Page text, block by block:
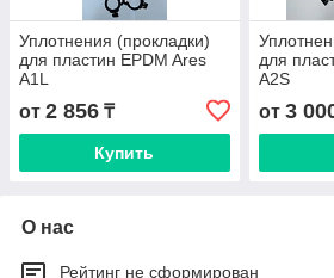
Уплотнения (прокладки)
для пластин EPDM Ares
A1L
от 2 856 ₸
Купить
для
A2S
от 3
О нас
Рейтинг не сформирован